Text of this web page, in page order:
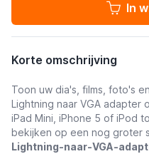
In
Korte omschrijving
Toon uw dia's, films, foto's
Lightning naar VGA adapter
iPad Mini, iPhone 5 of iPod
bekijken op een nog groter
Lightning-naar-VGA-